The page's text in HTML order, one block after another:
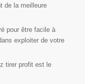
de la meilleure
pour être facile à
exploiter de votre
tirer profit est le